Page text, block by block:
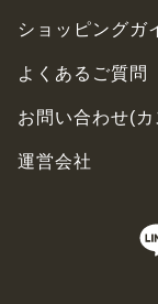
ショッピングガ
よくあるご質問
お問い合わせ(
運営会社